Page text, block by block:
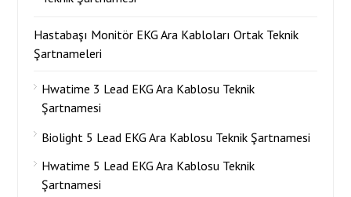
Hastabaşı Monitör EKG Ara Kabloları Ortak Teknik
Şartnameleri
Hwatime 3 Lead EKG Ara Kablosu Teknik
Şartnamesi
Biolight 5 Lead EKG Ara Kablosu Teknik Şartnamesi
Hwatime 5 Lead EKG Ara Kablosu Teknik
Şartnamesi